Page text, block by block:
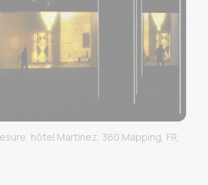
hôtel Martinez, 360 Mapping, FR,